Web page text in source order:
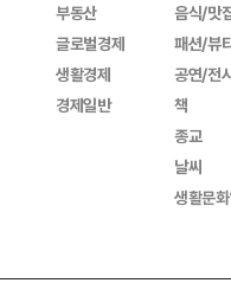
부동산
글로벌경제
생활경제
경제일반
음식/맛
패션/뷰
공연/전
책
종교
날씨
생활문